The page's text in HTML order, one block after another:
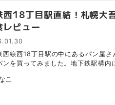
西18丁目駅直結！札幌大
レビュー
西線西18丁目駅の中にあるパン屋
ンを買ってみました。地下鉄駅構内
けの帰りなどに気軽に立ち寄りや
こ